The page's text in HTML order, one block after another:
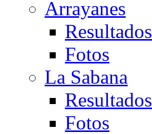
Arrayanes
Resultados
Fotos
La Sabana
Resultados
Fotos